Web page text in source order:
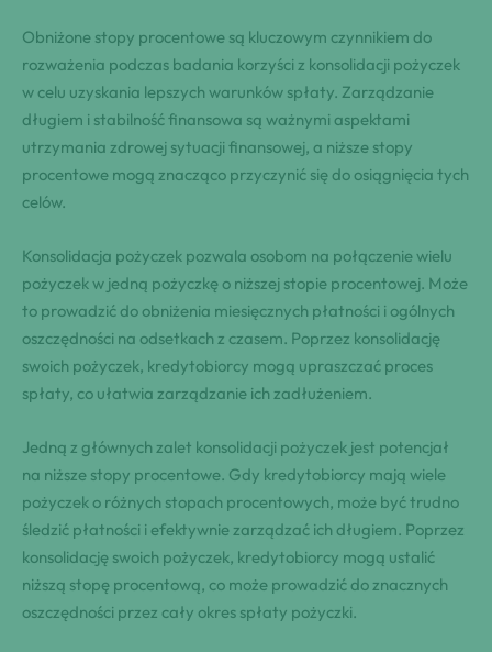
Obniżone stopy procentowe są kluczowym czynnikiem do
rozważenia podczas badania korzyści z konsolidacji pożyczek
w celu uzyskania lepszych warunków spłaty. Zarządzanie
długiem i stabilność finansowa są ważnymi aspektami
utrzymania zdrowej sytuacji finansowej, a niższe stopy
procentowe mogą znacząco przyczynić się do osiągnięcia tych
celów.
Konsolidacja pożyczek pozwala osobom na połączenie wielu
pożyczek w jedną pożyczkę o niższej stopie procentowej. Może
to prowadzić do obniżenia miesięcznych płatności i ogólnych
oszczędności na odsetkach z czasem. Poprzez konsolidację
swoich pożyczek, kredytobiorcy mogą upraszczać proces
spłaty, co ułatwia zarządzanie ich zadłużeniem.
Jedną z głównych zalet konsolidacji pożyczek jest potencjał
na niższe stopy procentowe. Gdy kredytobiorcy mają wiele
pożyczek o różnych stopach procentowych, może być trudno
śledzić płatności i efektywnie zarządzać ich długiem. Poprzez
konsolidację swoich pożyczek, kredytobiorcy mogą ustalić
niższą stopę procentową, co może prowadzić do znacznych
oszczędności przez cały okres spłaty pożyczki.